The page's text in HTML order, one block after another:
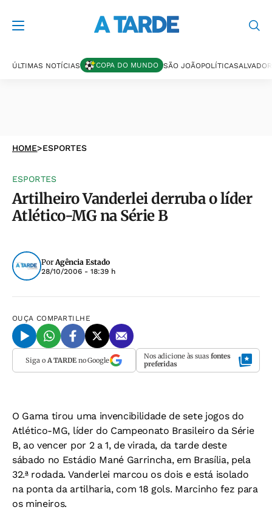
ÚLTIMAS NOTÍCIAS COPA DO MUNDO SÃO JOÃOPOLÍTICASALVADOR
HOME>ESPORTES
ESPORTES
Artilheiro Vanderlei derruba o líder
Atlético-MG na Série B
PorAgência Estado
28/10/2006 - 18:39 h
OUÇA COMPARTILHE
Siga o A TARDEno Google Nos adicione às suas fontes
preferidas
O Gama tirou uma invencibilidade de sete jogos do
Atlético-MG, líder do Campeonato Brasileiro da Série
B, ao vencer por 2 a 1, de virada, da tarde deste
sábado no Estádio Mané Garrincha, em Brasília, pela
32.ª rodada. Vanderlei marcou os dois e está isolado
na ponta da artilharia, com 18 gols. Marcinho fez para
os mineiros.